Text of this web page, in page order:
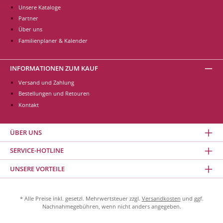
Unsere Kataloge
Partner
Über uns
Familienplaner & Kalender
INFORMATIONEN ZUM KAUF
Versand und Zahlung
Bestellungen und Retouren
Kontakt
ÜBER UNS
SERVICE-HOTLINE
UNSERE VORTEILE
* Alle Preise inkl. gesetzl. Mehrwertsteuer zzgl. Versandkosten und ggf.
Nachnahmegebühren, wenn nicht anders angegeben.